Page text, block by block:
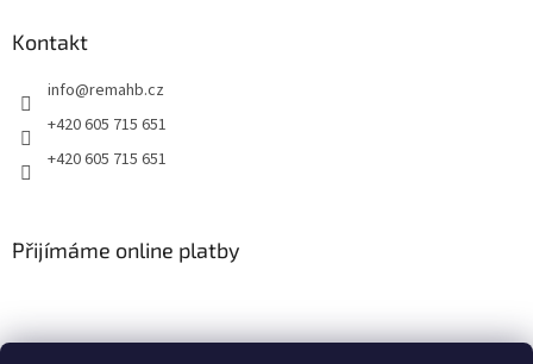
Kontakt
info@remahb.cz
+420 605 715 651
+420 605 715 651
Přijímáme online platby